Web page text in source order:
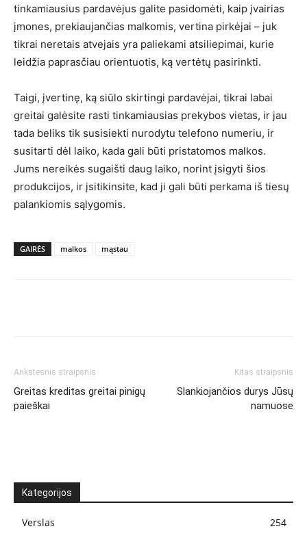
tinkamiausius pardavėjus galite pasidomėti, kaip įvairias
įmones, prekiaujančias malkomis, vertina pirkėjai – juk
tikrai neretais atvejais yra paliekami atsiliepimai, kurie
leidžia paprasčiau orientuotis, ką vertėtų pasirinkti.
Taigi, įvertinę, ką siūlo skirtingi pardavėjai, tikrai labai
greitai galėsite rasti tinkamiausias prekybos vietas, ir jau
tada beliks tik susisiekti nurodytu telefono numeriu, ir
susitarti dėl laiko, kada gali būti pristatomos malkos.
Jums nereikės sugaišti daug laiko, norint įsigyti šios
produkcijos, ir įsitikinsite, kad ji gali būti perkama iš tiesų
palankiomis sąlygomis.
GAIRĖS malkos mąstau
Ankstesnis straipsnis
Greitas kreditas greitai pinigų
paieškai
Kitas straipsnis
Slankiojančios durys Jūsų
namuose
Kategorijos
Verslas 254